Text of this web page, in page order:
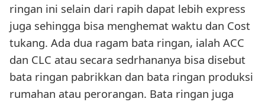
ringan ini selain dari rapih dapat lebih express
juga sehingga bisa menghemat waktu dan Cost
tukang. Ada dua ragam bata ringan, ialah ACC
dan CLC atau secara sedrhananya bisa disebut
bata ringan pabrikkan dan bata ringan produksi
rumahan atau perorangan. Bata ringan juga